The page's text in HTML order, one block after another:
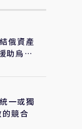
俄資產
助烏克
一或獨
的競合